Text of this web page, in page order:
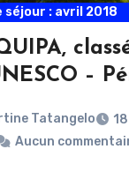
séjour : avril 2018
–
Tatangelo
Aucun